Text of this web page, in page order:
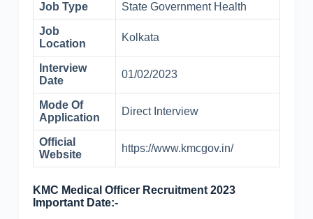
Job Type State Government Health
Job
Location
Kolkata
Interview
Date
01/02/2023
Mode Of
Application
Direct Interview
Official
Website
https://www.kmcgov.in/
KMC Medical Officer Recruitment 2023
Important Date:-